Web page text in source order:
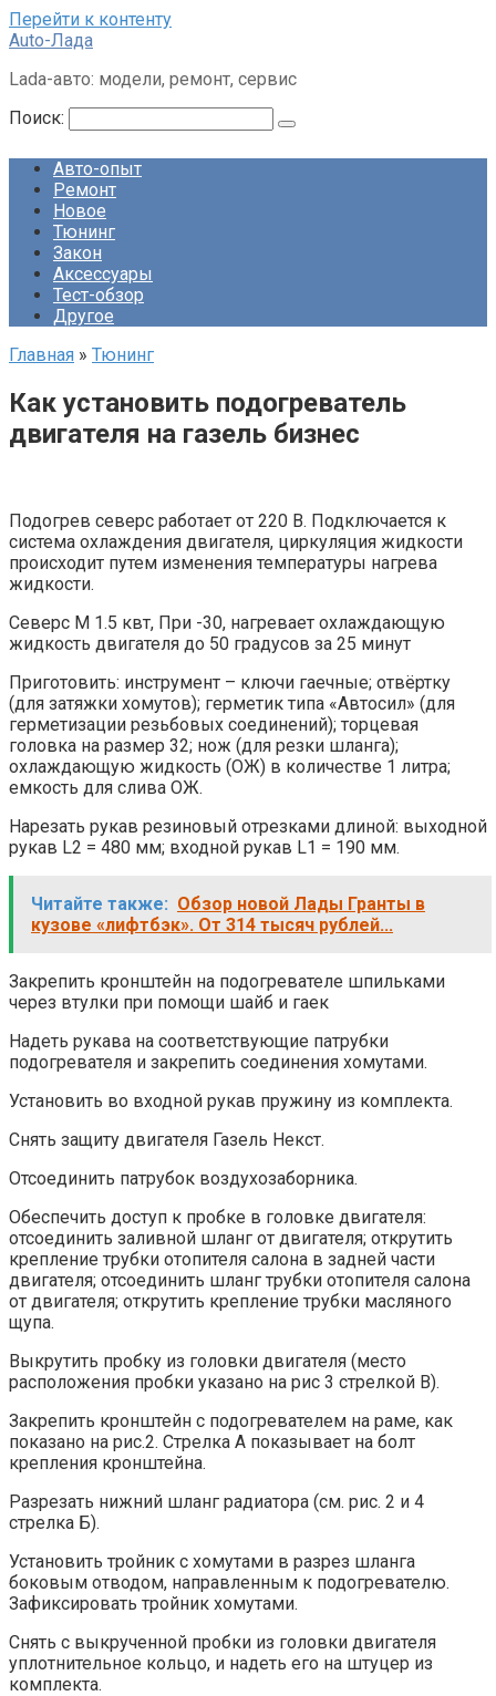
Перейти к контенту
Auto-Лада
Lada-авто: модели, ремонт, сервис
Поиск:
Авто-опыт
Ремонт
Новое
Тюнинг
Закон
Аксессуары
Тест-обзор
Другое
Главная » Тюнинг
Как установить подогреватель
двигателя на газель бизнес
Подогрев северс работает от 220 В. Подключается к
система охлаждения двигателя, циркуляция жидкости
происходит путем изменения температуры нагрева
жидкости.
Северс М 1.5 квт, При -30, нагревает охлаждающую
жидкость двигателя до 50 градусов за 25 минут
Приготовить: инструмент – ключи гаечные; отвёртку
(для затяжки хомутов); герметик типа «Автосил» (для
герметизации резьбовых соединений); торцевая
головка на размер 32; нож (для резки шланга);
охлаждающую жидкость (ОЖ) в количестве 1 литра;
емкость для слива ОЖ.
Нарезать рукав резиновый отрезками длиной: выходной
рукав L2 = 480 мм; входной рукав L1 = 190 мм.
Читайте также: Обзор новой Лады Гранты в
кузове «лифтбэк». От 314 тысяч рублей...
Закрепить кронштейн на подогревателе шпильками
через втулки при помощи шайб и гаек
Надеть рукава на соответствующие патрубки
подогревателя и закрепить соединения хомутами.
Установить во входной рукав пружину из комплекта.
Снять защиту двигателя Газель Некст.
Отсоединить патрубок воздухозаборника.
Обеспечить доступ к пробке в головке двигателя:
отсоединить заливной шланг от двигателя; открутить
крепление трубки отопителя салона в задней части
двигателя; отсоединить шланг трубки отопителя салона
от двигателя; открутить крепление трубки масляного
щупа.
Выкрутить пробку из головки двигателя (место
расположения пробки указано на рис 3 стрелкой В).
Закрепить кронштейн с подогревателем на раме, как
показано на рис.2. Стрелка А показывает на болт
крепления кронштейна.
Разрезать нижний шланг радиатора (см. рис. 2 и 4
стрелка Б).
Установить тройник с хомутами в разрез шланга
боковым отводом, направленным к подогревателю.
Зафиксировать тройник хомутами.
Снять с выкрученной пробки из головки двигателя
уплотнительное кольцо, и надеть его на штуцер из
комплекта.